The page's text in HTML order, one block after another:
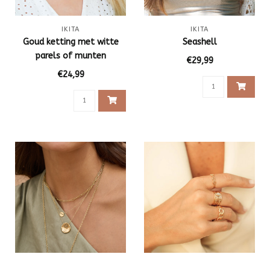
IKITA
Goud ketting met witte
parels of munten
€24,99
IKITA
Seashell
€29,99